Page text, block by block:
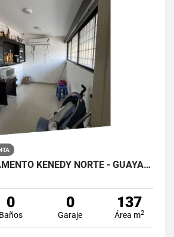
VENTA DEPARTAMENTO KENEDY NORTE - GUAYAQUIL
0
Baños
0
Garaje
137
Área m2